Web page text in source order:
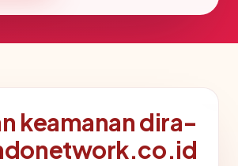
keamanan dira-